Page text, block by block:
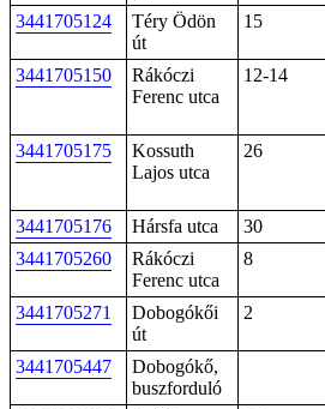
3441705124
Téry Ödön
út
15
3441705150
Rákóczi
Ferenc utca
12-14
3441705175
Kossuth
Lajos utca
26
3441705176 Hársfa utca 30
3441705260
Rákóczi
Ferenc utca
8
3441705271
Dobogókői
út
2
3441705447
Dobogókő,
buszforduló